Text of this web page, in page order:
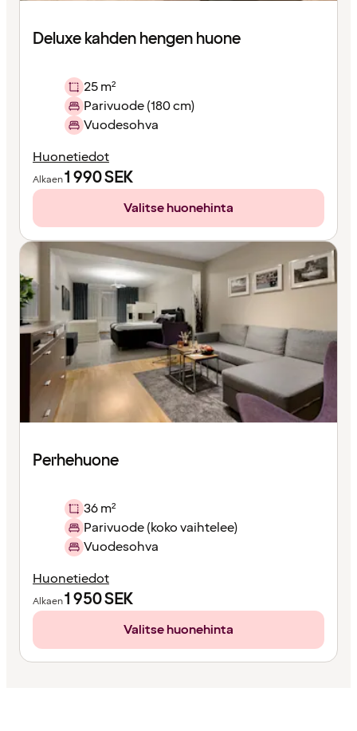
Deluxe kahden hengen huone
25 m²
Parivuode (180 cm)
Vuodesohva
Huonetiedot
Alkaen1 990SEK
Valitse huonehinta
Perhehuone
36 m²
Parivuode (koko vaihtelee)
Vuodesohva
Huonetiedot
Alkaen1 950SEK
Valitse huonehinta